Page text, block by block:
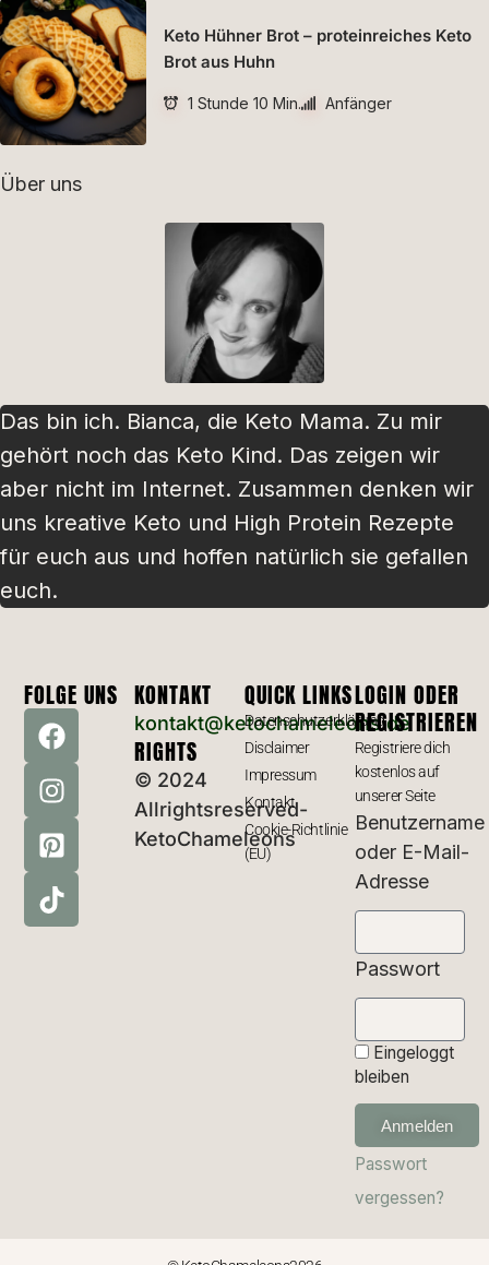
Keto Hühner Brot – proteinreiches Keto
Brot aus Huhn
1 Stunde 10 Min. Anfänger
Über uns
Das bin ich. Bianca, die Keto Mama. Zu mir
gehört noch das Keto Kind. Das zeigen wir
aber nicht im Internet. Zusammen denken wir
uns kreative Keto und High Protein Rezepte
für euch aus und hoffen natürlich sie gefallen
euch.
FOLGE UNS KONTAKT
kontakt@ketochameleons.de
RIGHTS
© 2024
Allrightsreserved-
KetoChameleons
QUICK LINKS
Datenschutzerklärung
Disclaimer
Impressum
Kontakt
Cookie-Richtlinie
(EU)
LOGIN ODER
REGISTRIEREN
Registriere dich
kostenlos auf
unserer Seite
Benutzername
oder E-Mail-
Adresse
Passwort
Eingeloggt
bleiben
Anmelden
Passwort
vergessen?